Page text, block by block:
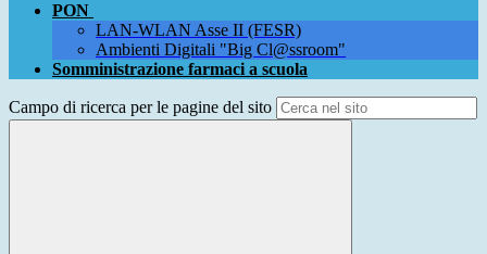
PON
LAN-WLAN Asse II (FESR)
Ambienti Digitali "Big Cl@ssroom"
Somministrazione farmaci a scuola
Campo di ricerca per le pagine del sito